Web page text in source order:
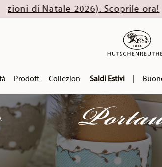
2026). Scoprile ora!
Prodotti Collezioni Saldi Estivi |